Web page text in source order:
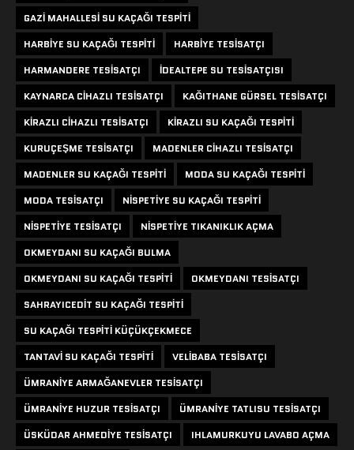
GAZI MAHALLESI SU KAÇAĞI TESPITI
HARBIYE SU KAÇAĞI TESPITI
HARBIYE TESISATÇI
HARMANDERE TESISATÇI
IDEALTEPE SU TESISATÇISI
KAYNARCA CIHAZLI TESISATÇI
KAĞITHANE GÜRSEL TESISATÇI
KIRAZLI CIHAZLI TESISATÇI
KIRAZLI SU KAÇAĞI TESPITI
KURUÇEŞME TESISATÇI
MADENLER CIHAZLI TESISATÇI
MADENLER SU KAÇAĞI TESPITI
MODA SU KAÇAĞI TESPITI
MODA TESISATÇI
NISPETIYE SU KAÇAĞI TESPITI
NISPETIYE TESISATÇI
NISPETIYE TIKANIKLIK AÇMA
OKMEYDANI SU KAÇAĞI BULMA
OKMEYDANI SU KAÇAĞI TESPITI
OKMEYDANI TESISATÇI
SAHRAYICEDIT SU KAÇAĞI TESPITI
SU KAÇAĞI TESPITI KÜÇÜKÇEKMECE
TANTAVI SU KAÇAĞI TESPITI
VELIBABA TESISATÇI
ÜMRANIYE ARMAĞANEVLER TESISATÇI
ÜMRANIYE HUZUR TESISATÇI
ÜMRANIYE TATLISU TESISATÇI
ÜSKÜDAR AHMEDIYE TESISATÇI
IHLAMURKUYU LAVABO AÇMA